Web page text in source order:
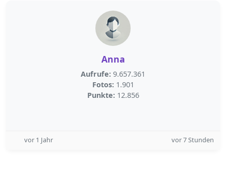
Anna
Aufrufe: 9.657.361
Fotos: 1.901
Punkte: 12.856
vor 1 Jahr vor 7 Stunden